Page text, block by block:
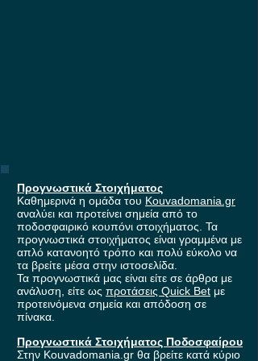
Προγνωστικά Στοιχήματος
Καθημερινά η ομάδα του Kouvadomania.gr
αναλύει και προτείνει σημεία από το
ποδοσφαιρικό κουπόνι στοιχήματος. Τα
προγνωστικά στοιχήματος είναι γραμμένα με
απλό κατανοητό τρόπο και πολύ εύκολο να
τα βρείτε μέσα στην ιστοσελίδα.
Τα προγνωστικά μας είναι είτε σε άρθρα με
ανάλυση, είτε ως προτάσεις Quick Bet με
προτεινόμενα σημεία και απόδοση σε
πίνακα.
Προγνωστικά Στοιχήματος Ποδοσφαίρου
Στην Kouvadomania.gr θα βρείτε κατά κύριο